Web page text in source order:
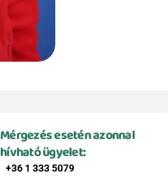
Mérgezés esetén azonnal
hívható ügyelet:
+36 1 333 5079